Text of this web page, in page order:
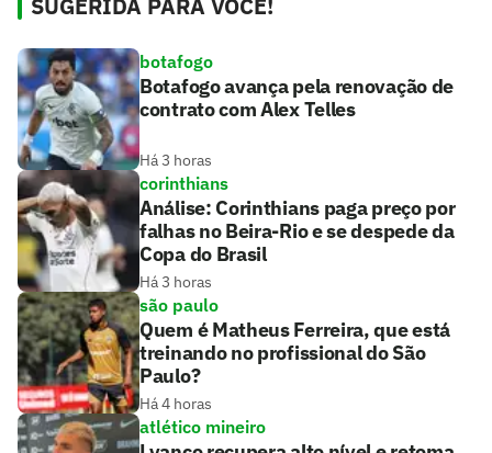
SUGERIDA PARA VOCÊ!
botafogo
Botafogo avança pela renovação de
contrato com Alex Telles
Há 3 horas
corinthians
Análise: Corinthians paga preço por
falhas no Beira-Rio e se despede da
Copa do Brasil
Há 3 horas
são paulo
Quem é Matheus Ferreira, que está
treinando no profissional do São
Paulo?
Há 4 horas
atlético mineiro